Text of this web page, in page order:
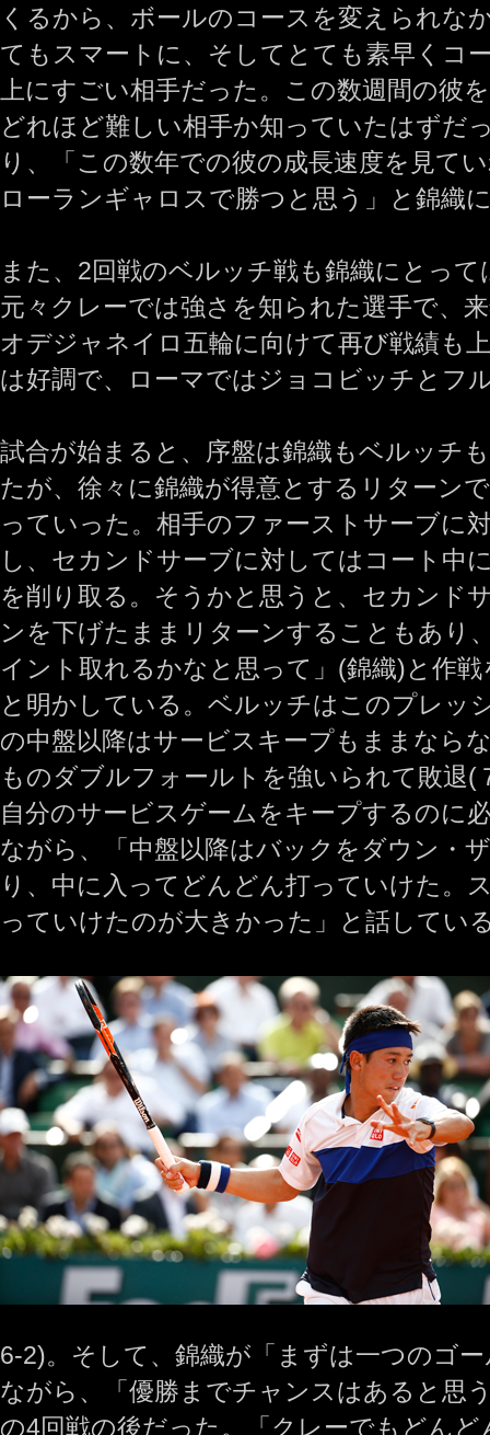
くるから、ボールのコースを変えられな
てもスマートに、そしてとても素早くコ
上にすごい相手だった。この数週間の彼
どれほど難しい相手か知っていたはずだ
り、「この数年での彼の成長速度を見て
ローランギャロスで勝つと思う」と錦織
また、2回戦のベルッチ戦も錦織にとっ
元々クレーでは強さを知られた選手で、
オデジャネイロ五輪に向けて再び戦績も
は好調で、ローマではジョコビッチとフ
試合が始まると、序盤は錦織もベルッチ
たが、徐々に錦織が得意とするリターン
っていった。相手のファーストサーブに
し、セカンドサーブに対してはコート中
を削り取る。そうかと思うと、セカンド
ンを下げたままリターンすることもあり
イント取れるかなと思って」(錦織)と作
と明かしている。ベルッチはこのプレッ
の中盤以降はサービスキープもままなら
ものダブルフォールトを強いられて敗退(
自分のサービスゲームをキープするのに
ながら、「中盤以降はバックをダウン・
り、中に入ってどんどん打っていけた。
っていけたのが大きかった」と話してい
6‐2)。そして、錦織が「まずは一つのゴ
ながら、「優勝までチャンスはあると思
の4回戦の後だった。「クレーでもどん